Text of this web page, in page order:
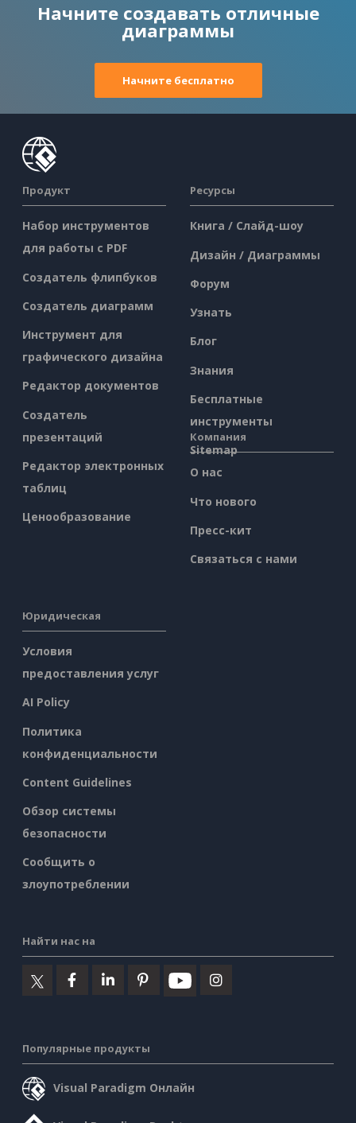
Начните создавать отличные
диаграммы
Начните бесплатно
Продукт
Набор инструментов
для работы с PDF
Создатель флипбуков
Создатель диаграмм
Инструмент для
графического дизайна
Редактор документов
Создатель
презентаций
Редактор электронных
таблиц
Ценообразование
Ресурсы
Книга / Слайд-шоу
Дизайн / Диаграммы
Форум
Узнать
Блог
Знания
Бесплатные
инструменты
Sitemap
Компания
О нас
Что нового
Пресс-кит
Связаться с нами
Юридическая
Условия
предоставления услуг
AI Policy
Политика
конфиденциальности
Content Guidelines
Обзор системы
безопасности
Сообщить о
злоупотреблении
Найти нас на
Популярные продукты
Visual Paradigm Онлайн